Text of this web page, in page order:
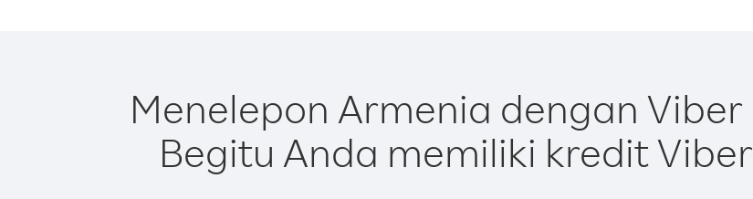
Menelepon Armenia dengan
Begitu Anda memiliki kredit